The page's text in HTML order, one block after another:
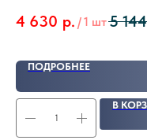
4 630 р. /1 шт5 144
ПОДРОБНЕЕ
В